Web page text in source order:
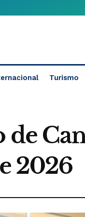
Turismo
2026